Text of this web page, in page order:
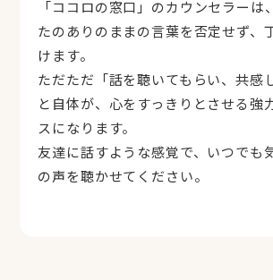
カウンセラーを選ぶ（今すぐ相談
カメラ・マイクを確認してセッシ
予約不要・匿名OK・カメラOFFのま
できます。
「ココロの窓口」のカウンセラーは
たのありのままの言葉を否定せず、
けます。
ただただ「話を聴いてもらい、共感
と自体が、心をすっきりとさせる強
スになります。
友達に話すような感覚で、いつでも
の声を聴かせてください。